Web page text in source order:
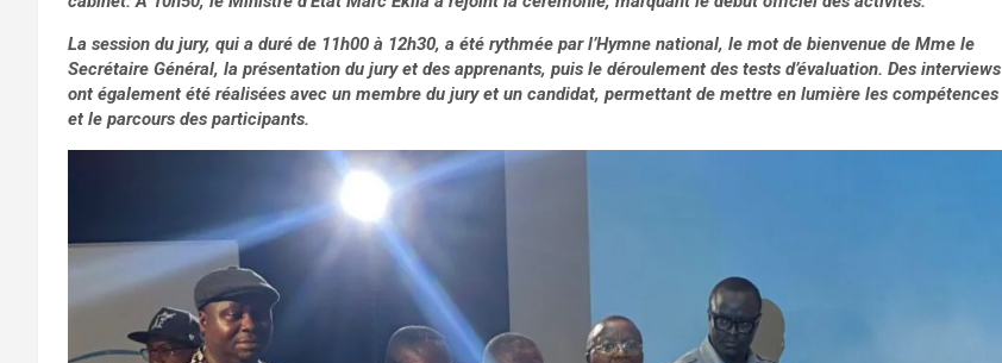
La session du jury, qui a duré de 11h00 à 12h30, a été rythmée par l’Hymne national, le mot de bienvenue de Mme le
Secrétaire Général, la présentation du jury et des apprenants, puis le déroulement des tests d’évaluation. Des interviews
ont également été réalisées avec un membre du jury et un candidat, permettant de mettre en lumière les compétences
et le parcours des participants.